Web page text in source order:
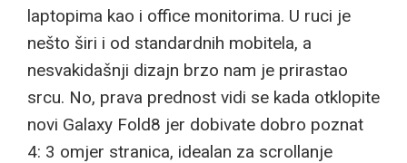
laptopima kao i office monitorima. U ruci je
nešto širi i od standardnih mobitela, a
nesvakidašnji dizajn brzo nam je prirastao
srcu. No, prava prednost vidi se kada otklopite
novi Galaxy Fold8 jer dobivate dobro poznat
4: 3 omjer stranica, idealan za scrollanje